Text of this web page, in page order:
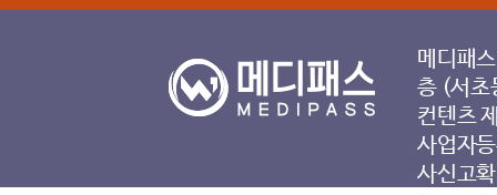
메디패
층 (서초
컨텐츠
사업자
사신고